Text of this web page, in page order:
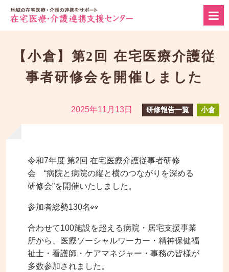
【小倉】第2回 在宅医療介護従
事者研修会を開催しました
2025年11月13日 研修報告一覧 小倉
令和7年度 第2回 在宅医療介護従事者研修
会 “病院と病院の縦と横のつながりを深める
研修会”を開催いたしました。
参加者総勢130名👀
合わせて100施設を超える病院・居宅支援事業
所から、医療ソーシャルワーカー・精神保健福
祉士・看護師・ケアマネジャー・事務の皆様が
多数参加されました。